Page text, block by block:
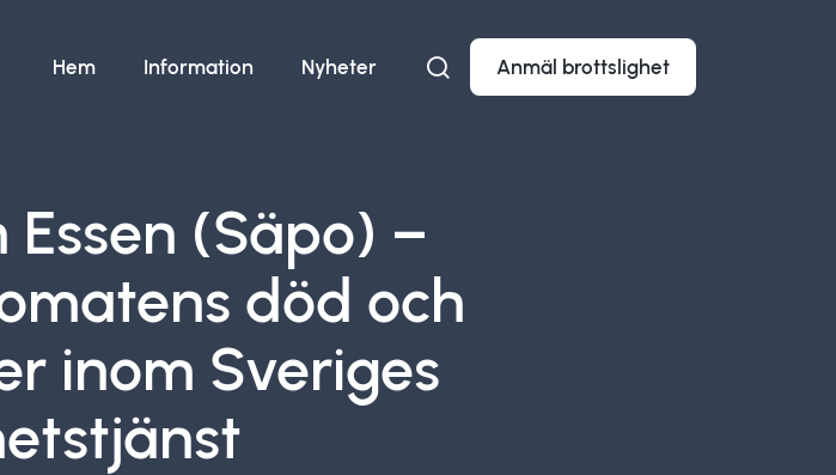
Hem Information Nyheter Anmäl brottslighet
(Säpo) –
död och
inom Sveriges